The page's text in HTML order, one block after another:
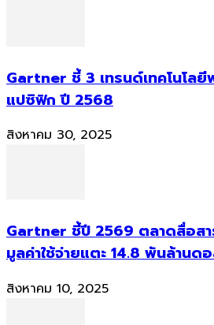
Gartner ชี้ 3 เทรนด์เทคโนโลยี
แปซิฟิก ปี 2568
สิงหาคม 30, 2025
Gartner ชี้ปี 2569 ตลาดสื่อสา
มูลค่าใช้จ่ายแตะ 14.8 พันล้านด
สิงหาคม 10, 2025